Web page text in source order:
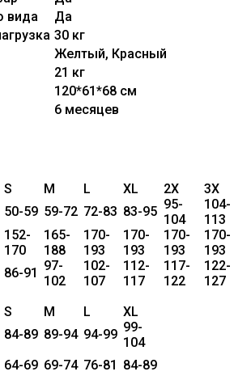
вида
Да
30 кг
Желтый, Красный
21 кг
120*61*68 см
6 месяцев
S M L XL 2X
3X
50-59 59-72 72-83 83-95 95-
104
104-
113
152-
170
165-
188
170-
193
170-
193
170-
193
170-
193
86-91
97-
102
102-
107
112-
117
117-
122
122-
127
S M L
XL
84-89 89-94 94-99 99-
104
64-69 69-74 76-81
84-89